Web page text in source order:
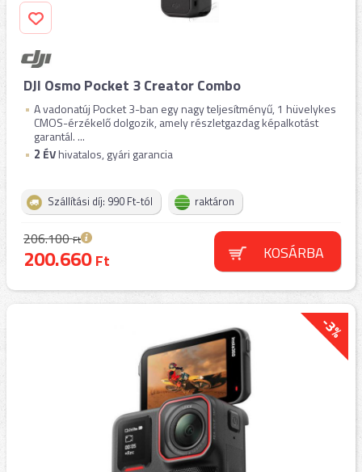
DJI Osmo Pocket 3 Creator Combo
A vadonatúj Pocket 3-ban egy nagy teljesítményű, 1 hüvelykes
CMOS-érzékelő dolgozik, amely részletgazdag képalkotást
garantál. ...
2 ÉVhivatalos, gyári garancia
Szállítási díj: 990 Ft-tól raktáron
206.100Ft
200.660Ft KOSÁRBA
-3%